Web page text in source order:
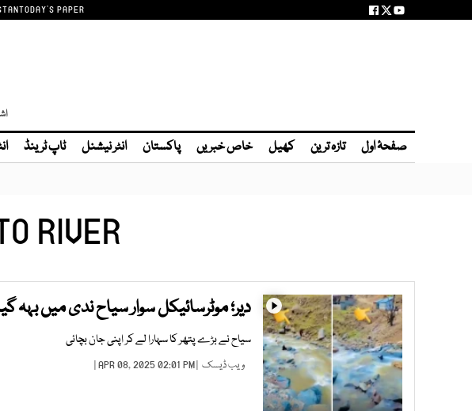
TODAY'S PAPER
صفحۂ اول تازہ ترین کھیل خاص خبریں پاکستان انٹر نیشنل ٹاپ ٹرینڈ
RIVER
دیر؛ موٹرسائیکل سوار سیاح ندی میں بہہ
سیاح نے بڑے پتھر کا سہارا لے کر اپنی جان بچائی
ویب ڈیسک | APR 08, 2025 02:01 PM |